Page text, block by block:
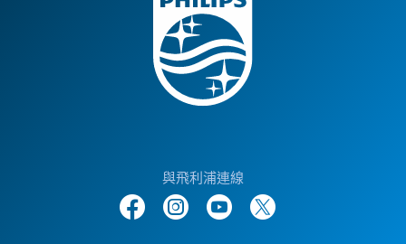
與飛利浦連線